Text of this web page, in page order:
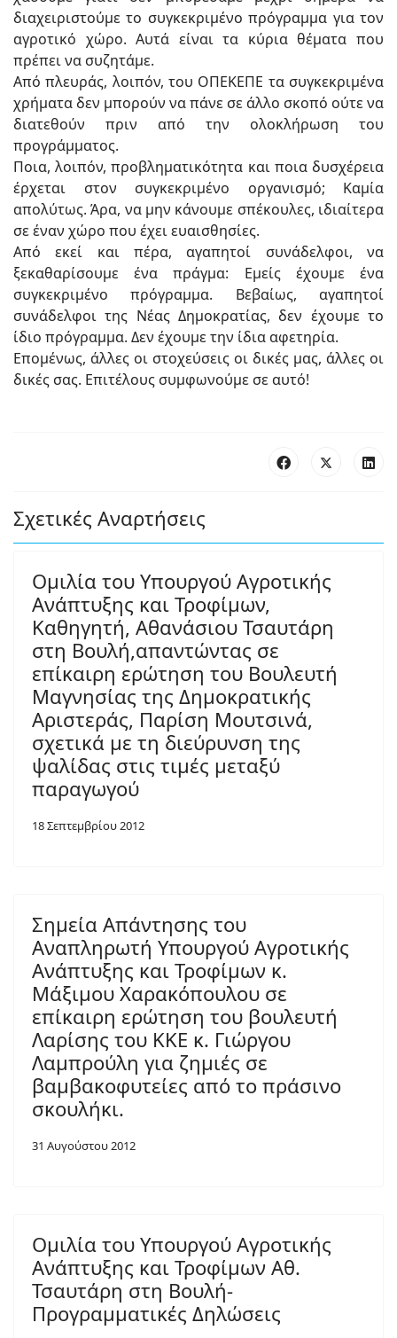
διαχειριστούμε το συγκεκριμένο πρόγραμμα για τον
αγροτικό χώρο. Αυτά είναι τα κύρια θέματα που
πρέπει να συζητάμε.
Από πλευράς, λοιπόν, του ΟΠΕΚΕΠΕ τα συγκεκριμένα
χρήματα δεν μπορούν να πάνε σε άλλο σκοπό ούτε να
διατεθούν πριν από την ολοκλήρωση του
προγράμματος.
Ποια, λοιπόν, προβληματικότητα και ποια δυσχέρεια
έρχεται στον συγκεκριμένο οργανισμό; Καμία
απολύτως. Άρα, να μην κάνουμε σπέκουλες, ιδιαίτερα
σε έναν χώρο που έχει ευαισθησίες.
Από εκεί και πέρα, αγαπητοί συνάδελφοι, να
ξεκαθαρίσουμε ένα πράγμα: Εμείς έχουμε ένα
συγκεκριμένο πρόγραμμα. Βεβαίως, αγαπητοί
συνάδελφοι της Νέας Δημοκρατίας, δεν έχουμε το
ίδιο πρόγραμμα. Δεν έχουμε την ίδια αφετηρία.
Επομένως, άλλες οι στοχεύσεις οι δικές μας, άλλες οι
δικές σας. Επιτέλους συμφωνούμε σε αυτό!
Σχετικές Αναρτήσεις
Ομιλία του Υπουργού Αγροτικής
Ανάπτυξης και Τροφίμων,
Καθηγητή, Αθανάσιου Τσαυτάρη
στη Βουλή,απαντώντας σε
επίκαιρη ερώτηση του Βουλευτή
Μαγνησίας της Δημοκρατικής
Αριστεράς, Παρίση Μουτσινά,
σχετικά με τη διεύρυνση της
ψαλίδας στις τιμές μεταξύ
παραγωγού
18 Σεπτεμβρίου 2012
Σημεία Απάντησης του
Αναπληρωτή Υπουργού Αγροτικής
Ανάπτυξης και Τροφίμων κ.
Μάξιμου Χαρακόπουλου σε
επίκαιρη ερώτηση του βουλευτή
Λαρίσης του ΚΚΕ κ. Γιώργου
Λαμπρούλη για ζημιές σε
βαμβακοφυτείες από το πράσινο
σκουλήκι.
31 Αυγούστου 2012
Ομιλία του Υπουργού Αγροτικής
Ανάπτυξης και Τροφίμων Αθ.
Τσαυτάρη στη Βουλή-
Προγραμματικές Δηλώσεις